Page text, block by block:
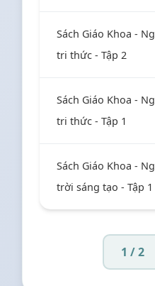
Sách Giáo Khoa -
tri thức - Tập 2
Sách Giáo Khoa -
tri thức - Tập 1
Sách Giáo Khoa -
trời sáng tạo - Tập 1
1 / 2